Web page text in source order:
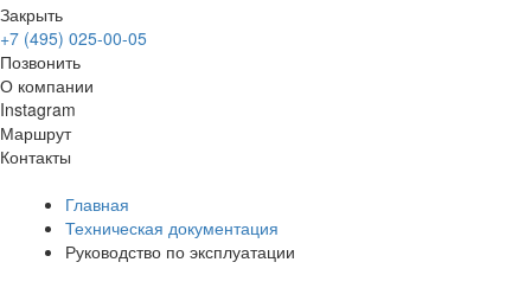
Закрыть
+7 (495) 025-00-05
Позвонить
О компании
Instagram
Маршрут
Контакты
Главная
Техническая документация
Руководство по эксплуатации